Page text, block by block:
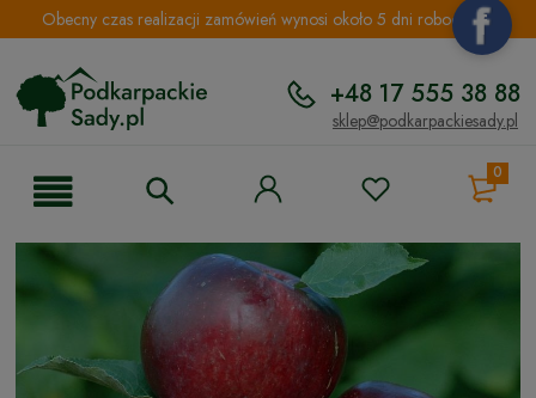
Obecny czas realizacji zamówień wynosi około 5 dni roboczych.
+48 17 555 38 88
sklep@podkarpackiesady.pl
0